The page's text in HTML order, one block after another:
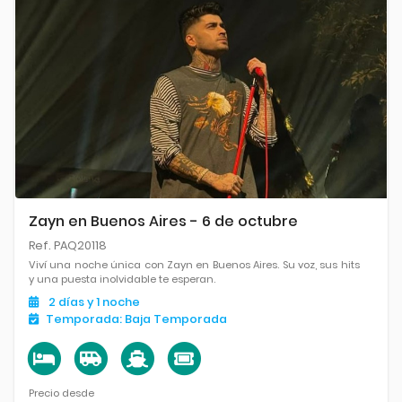
Zayn en Buenos Aires - 6 de octubre
Ref. PAQ20118
Viví una noche única con Zayn en Buenos Aires. Su voz, sus hits
y una puesta inolvidable te esperan.
2 díasy 1 noche
Temporada: Baja Temporada
Precio desde